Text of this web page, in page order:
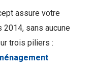
assure votre
sans aucune
trois piliers :